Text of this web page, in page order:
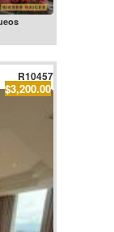
R10457
$3,200.00